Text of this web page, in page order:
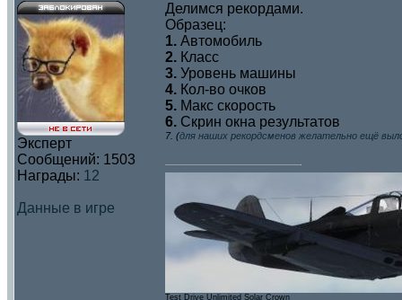
Эксперт
Сообщений: 1503
Награды: 12
Данные в игре
Делимся рекордами.
Образец:
1. Автомобиль
2. Класс
3. Уровень машины
4. Кол-во очков
5. Макс скорость
6. Скрин окна результатов
7. (для наших рекордсменов желательно ещё
Test Drive Unlimited Solar Crown